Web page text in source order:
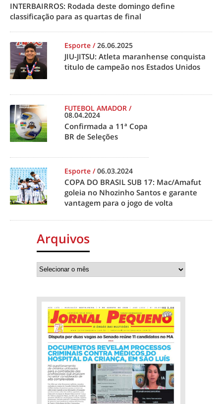
INTERBAIRROS: Rodada deste domingo define
classificação para as quartas de final
Esporte /26.06.2025
JIU-JITSU: Atleta maranhense conquista
titulo de campeão nos Estados Unidos
FUTEBOL AMADOR /
08.04.2024
Confirmada a 11ª Copa
BR de Seleções
Esporte /06.03.2024
COPA DO BRASIL SUB 17: Mac/Amafut
goleia no Nhozinho Santos e garante
vantagem para o jogo de volta
Arquivos